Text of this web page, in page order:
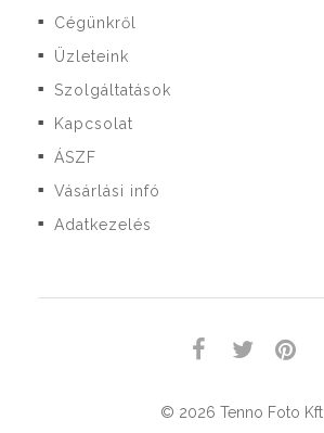
■ Cégünkről
■ Üzleteink
■ Szolgáltatások
■ Kapcsolat
■ ÁSZF
■ Vásárlási infó
■ Adatkezelés
© 2026 Tenno Foto Kft.